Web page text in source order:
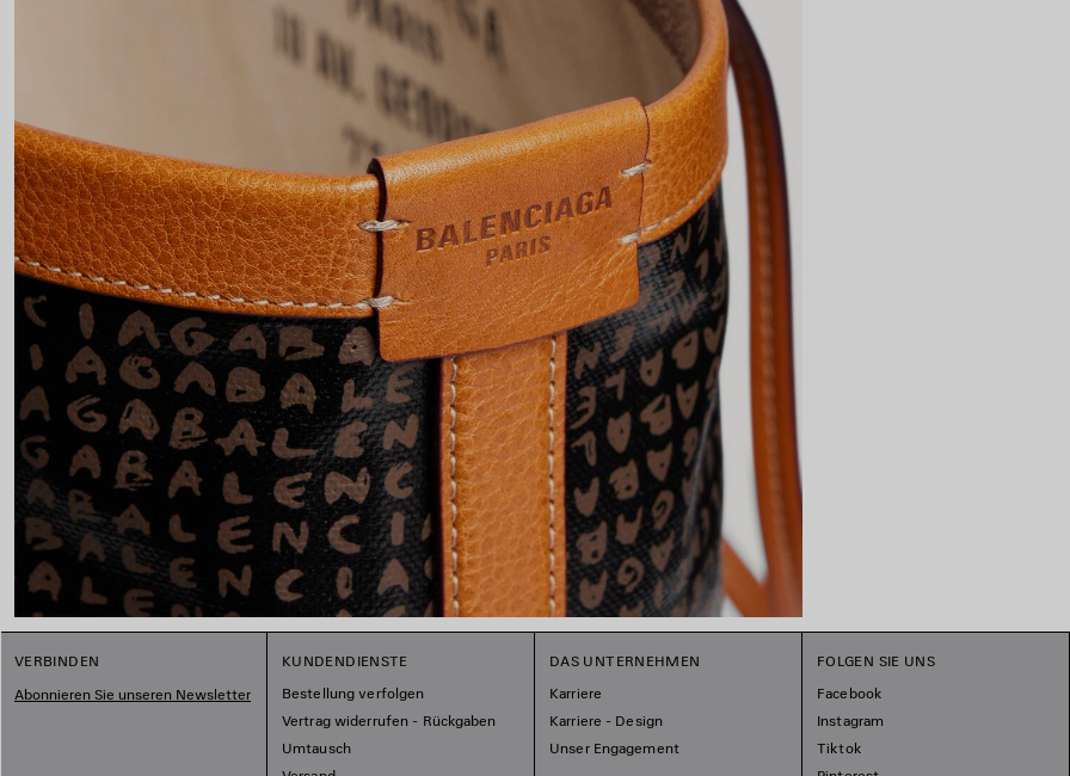
VERBINDEN
Abonnieren Sie unseren Newsletter
KUNDENDIENSTE
Bestellung verfolgen
Vertrag widerrufen - Rückgaben
Umtausch
DAS UNTERNEHMEN
Karriere
Karriere - Design
Unser Engagement
FOLGEN SIE UNS
Facebook
Instagram
Tiktok